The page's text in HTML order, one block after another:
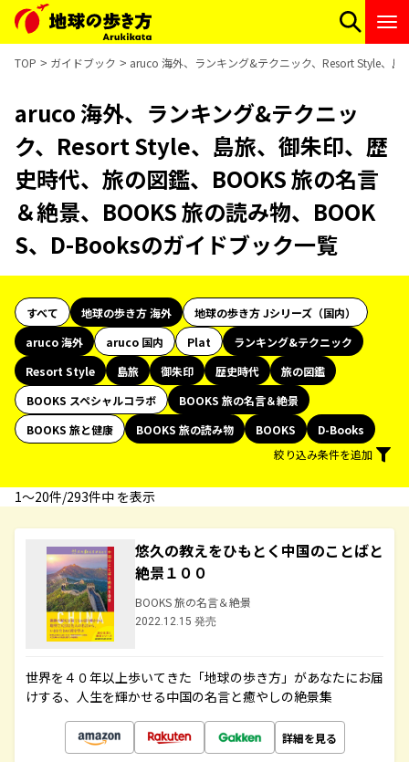
TOP ガイドブック aruco 海外、ランキング&テクニック、Resort Style、
aruco 海外、ランキング&テクニッ
ク、Resort Style、島旅、御朱印、歴
史時代、旅の図鑑、BOOKS 旅の名言
＆絶景、BOOKS 旅の読み物、BOOK
S、D-Booksのガイドブック一覧
すべて 地球の歩き方 海外
地球の歩き方 Jシリーズ（国内）
aruco 海外
aruco 国内 Plat
ランキング&テクニック
Resort Style
島旅 御朱印 歴史時代
旅の図鑑
BOOKS スペシャルコラボ
BOOKS 旅の名言＆絶景
BOOKS 旅と健康
BOOKS 旅の読み物 BOOKS
D-Books
絞り込み条件を追加
1〜20件/293件中 を表示
悠久の教えをひもとく中国のことばと
絶景１００
BOOKS 旅の名言＆絶景
2022.12.15 発売
世界を４０年以上歩いてきた「地球の歩き方」があなたにお届
けする、人生を輝かせる中国の名言と癒やしの絶景集
詳細を見る